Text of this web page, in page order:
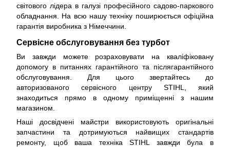
світового лідера в галузі професійного садово-паркового
обладнання. На всю нашу техніку поширюється офіційна
гарантія виробника з Німеччини
Сервісне обслуговування без турбот
Ви завжди можете розраховувати на кваліфіковану
допомогу в питаннях гарантійного та післягарантійного
обслуговування. Для цього звертайтесь до
авторизованого сервісного центру STIHL, який
знаходиться прямо в одному приміщенні з нашим
магазином.
Наші досвідчені майстри використовують оригінальні
запчастини та дотримуються найвищих стандартів
ремонту, щоб ваша техніка STIHL завжди була в